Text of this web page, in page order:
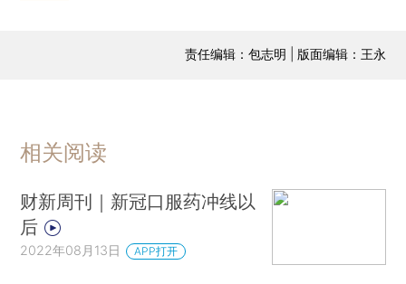
责任编辑：包志明 | 版面编辑：王永
相关阅读
财新周刊｜新冠口服药冲线以
后
2022年08月13日 APP打开